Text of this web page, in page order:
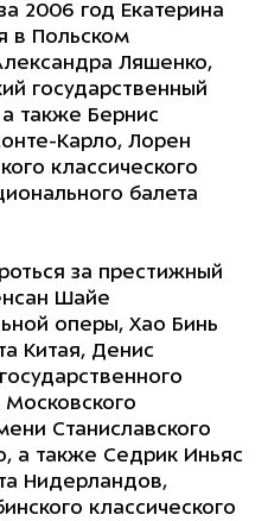
2006 год Екатерина
в Польском
Ляшенко,
государственный
также Бернис
Карло, Лорен
классического
балета
за престижный
Шайе
оперы, Хао Бинь
Китая, Денис
Станиславского
а также Седрик Иньяс
Нидерландов,
классического